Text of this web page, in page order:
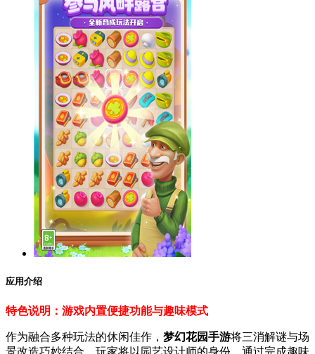
应用介绍
特色说明：游戏内置便捷功能与趣味模式
作为融合多种玩法的休闲佳作， 梦幻花园手游将三消解谜与场
景改造巧妙结合。玩家将以园艺设计师的身份，通过完成趣味